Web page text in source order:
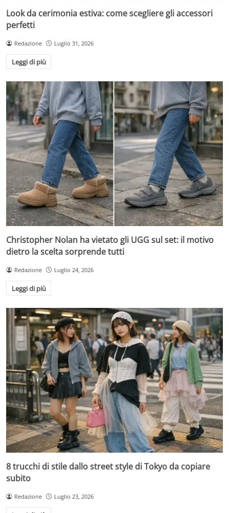
Look da cerimonia estiva: come scegliere gli accessori
perfetti
Redazione Luglio 31, 2026
Leggi di più
Christopher Nolan ha vietato gli UGG sul set: il motivo
dietro la scelta sorprende tutti
Redazione Luglio 24, 2026
Leggi di più
8 trucchi di stile dallo street style di Tokyo da copiare
subito
Redazione Luglio 23, 2026